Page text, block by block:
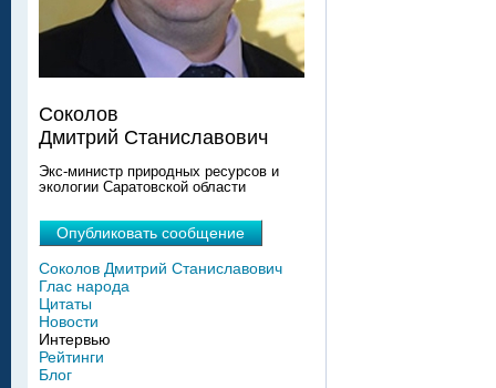
Соколов
Дмитрий Станиславович
Экс-министр природных ресурсов и
экологии Саратовской области
Опубликовать сообщение
Соколов Дмитрий Станиславович
Глас народа
Цитаты
Новости
Интервью
Рейтинги
Блог